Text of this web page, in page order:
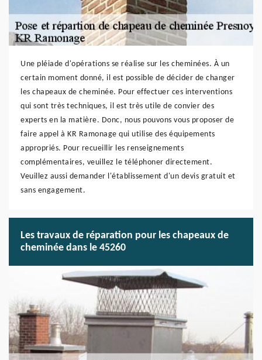
Une pléiade d'opérations se réalise sur les cheminées. À un
certain moment donné, il est possible de décider de changer
les chapeaux de cheminée. Pour effectuer ces interventions
qui sont très techniques, il est très utile de convier des
experts en la matière. Donc, nous pouvons vous proposer de
faire appel à KR Ramonage qui utilise des équipements
appropriés. Pour recueillir les renseignements
complémentaires, veuillez le téléphoner directement.
Veuillez aussi demander l'établissement d'un devis gratuit et
sans engagement.
Les travaux de réparation pour les chapeaux de
cheminée dans le 45260